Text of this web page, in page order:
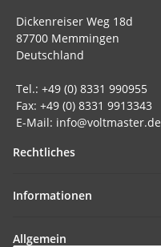
Dickenreiser Weg 18d
87700 Memmingen
Deutschland
Tel.: +49 (0) 8331 990955
Fax: +49 (0) 8331 9913343
E-Mail: info@voltmaster.de
Rechtliches
Informationen
Allgemein